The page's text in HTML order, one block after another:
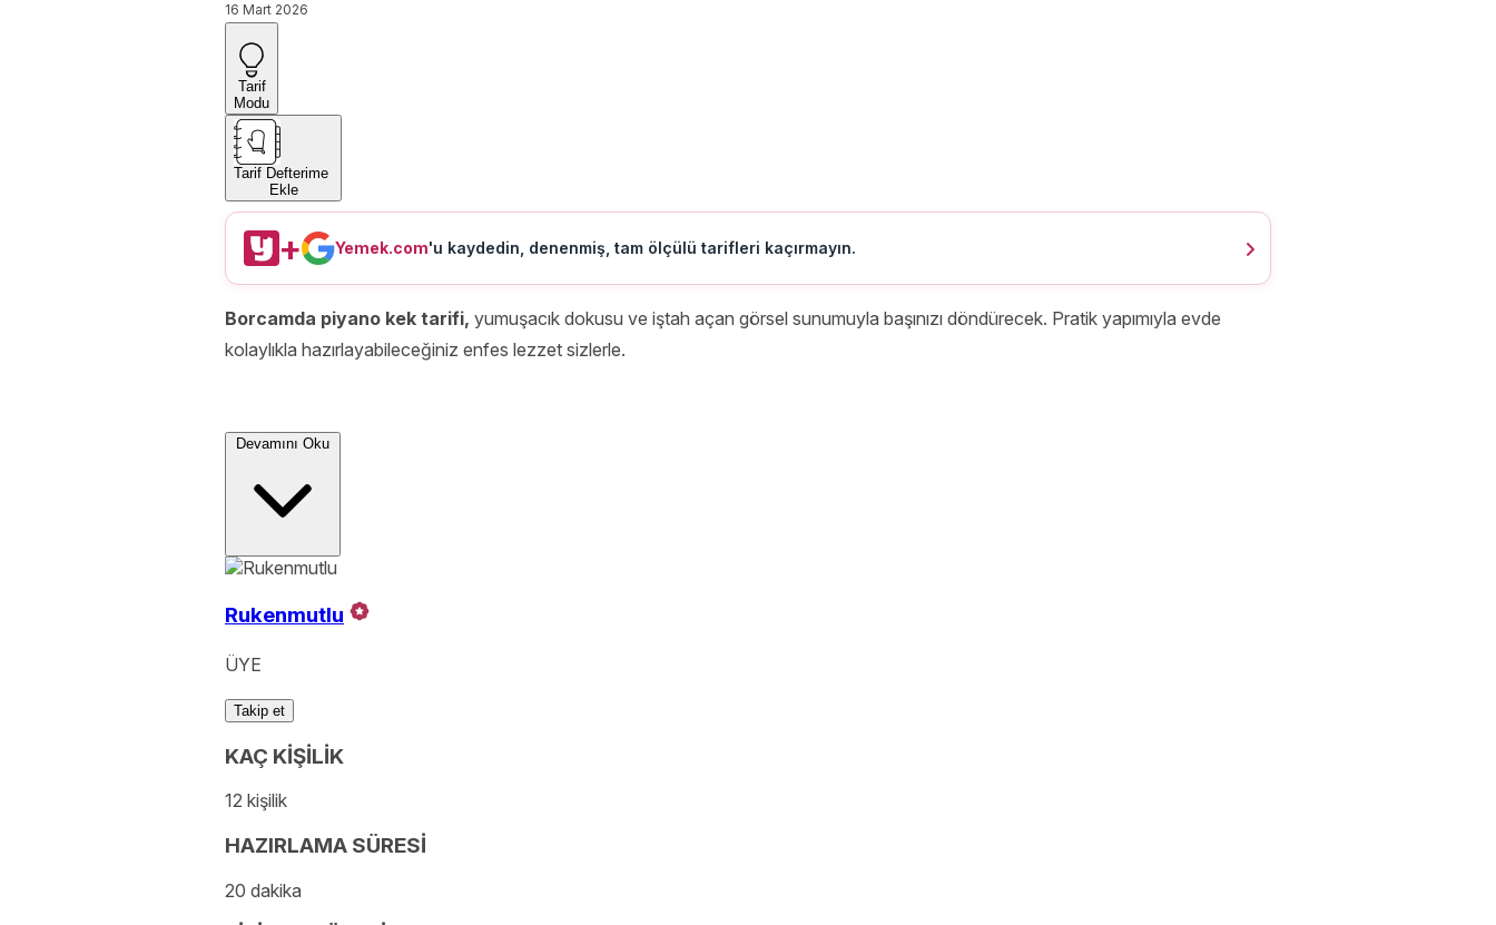
16 Mart 2026
Tarif
Modu
Tarif Defterime
Ekle
+ Yemek.com'u kaydedin, denenmiş, tam ölçülü tarifleri kaçırmayın.
Borcamda piyano kek tarifi, yumuşacık dokusu ve iştah açan görsel sunumuyla başınızı döndürecek. Pratik yapımıyla evde
kolaylıkla hazırlayabileceğiniz enfes lezzet sizlerle.
Devamını Oku
Rukenmutlu
ÜYE
Takip et
KAÇ KİŞİLİK
12 kişilik
HAZIRLAMA SÜRESİ
20 dakika